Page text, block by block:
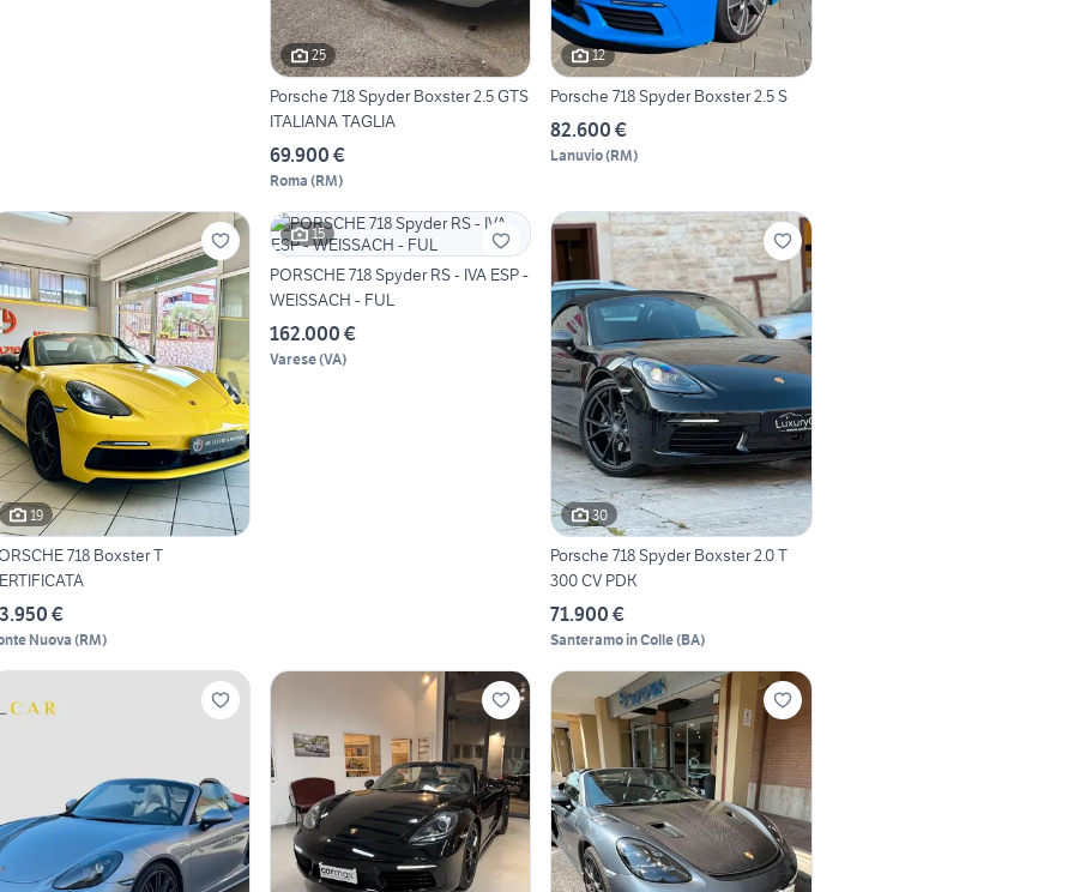
25
Porsche 718 Spyder Boxster 2.5 GTS
ITALIANA TAGLIA
69.900 €
Roma (RM)
12
Porsche 718 Spyder Boxster 2.5 S
82.600 €
Lanuvio(RM)
19
718 Boxster T
€
Nuova (RM)
15
PORSCHE 718 Spyder RS - IVA ESP -
WEISSACH - FUL
162.000 €
Varese(VA)
30
Porsche 718 Spyder Boxster 2.0 T
300 CV PDK
71.900 €
Santeramo in Colle(BA)